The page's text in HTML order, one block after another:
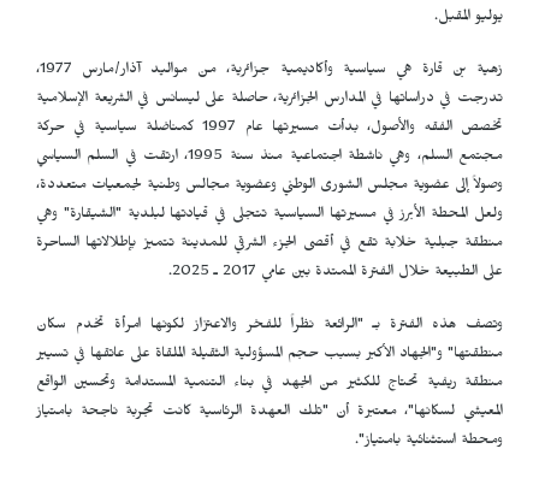
يوليو المقبل.
زهية بن قارة هي سياسية وأكاديمية جزائرية، من مواليد آذار/مارس 1977،
تدرجت في دراساتها في المدارس الجزائرية، حاصلة على ليسانس في الشريعة الإسلامية
تخصص الفقه والأصول، بدأت مسيرتها عام 1997 كمناضلة سياسية في حركة
مجتمع السلم، وهي ناشطة اجتماعية منذ سنة 1995، ارتقت في السلم السياسي
وصولاً إلى عضوية مجلس الشورى الوطني وعضوية مجالس وطنية لجمعيات متعددة،
ولعل المحطة الأبرز في مسيرتها السياسية تتجلى في قيادتها لبلدية "الشيقارة" وهي
منطقة جبلية خلابة تقع في أقصى الجزء الشرقي للمدينة تتميز بإطلالاتها الساحرة
على الطبيعة خلال الفترة الممتدة بين عامي 2017 ـ 2025.
وتصف هذه الفترة بـ "الرائعة نظراً للفخر والاعتزاز لكونها امرأة تخدم سكان
منطقتها" و"الجهاد الأكبر بسبب حجم المسؤولية الثقيلة الملقاة على عاتقها في تسيير
منطقة ريفية تحتاج للكثير من الجهد في بناء التنمية المستدامة وتحسين الواقع
المعيشي لسكانها"، معتبرة أن "تلك العهدة الرئاسية كانت تجربة ناجحة بامتياز
ومحطة استثنائية بامتياز".